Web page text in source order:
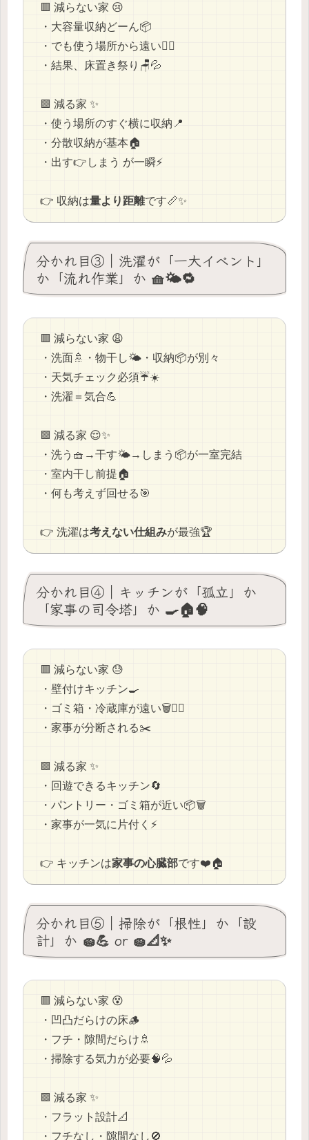
🟥 減らない家 😢
・大容量収納どーん📦
・でも使う場所から遠い🚶‍♀️
・結果、床置き祭り🪑💦
🟩 減る家 ✨
・使う場所のすぐ横に収納📍
・分散収納が基本🏠
・出す👉しまう が一瞬⚡
👉 収納は量より距離です📏✨
分かれ目③｜洗濯が「一大イベント」
か「流れ作業」か 🧺🌤️🔁
🟥 減らない家 😩
・洗面🚿・物干し🌤️・収納📦が別々
・天気チェック必須☔☀️
・洗濯＝気合💪
🟩 減る家 😌✨
・洗う🧺→干す🌤️→しまう📦が一室完結
・室内干し前提🏠
・何も考えず回せる🎯
👉 洗濯は考えない仕組みが最強🏆
分かれ目④｜キッチンが「孤立」か
「家事の司令塔」か 🍳🏠🧠
🟥 減らない家 😓
・壁付けキッチン🍳
・ゴミ箱・冷蔵庫が遠い🗑️🚶‍♂️
・家事が分断される✂️
🟩 減る家 ✨
・回遊できるキッチン🔄
・パントリー・ゴミ箱が近い📦🗑️
・家事が一気に片付く⚡
👉 キッチンは家事の心臓部です❤️🏠
分かれ目⑤｜掃除が「根性」か「設
計」か 🧽💪 or 🧽📐✨
🟥 減らない家 😵
・凹凸だらけの床🪵
・フチ・隙間だらけ🚿
・掃除する気力が必要🧠💦
🟩 減る家 ✨
・フラット設計📐
・フチなし・隙間なし🚫